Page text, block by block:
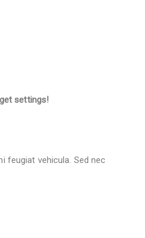
settings!
feugiat vehicula. Sed nec